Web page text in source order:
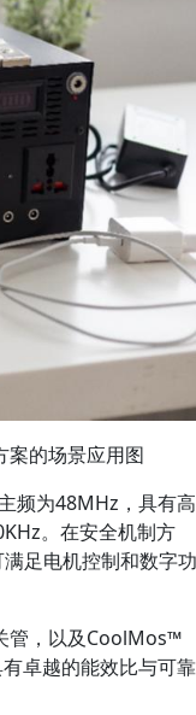
案的场景应用图
频为48MHz，具有高
。在安全机制方
足电机控制和数字功
管，以及CoolMos™
卓越的能效比与可靠